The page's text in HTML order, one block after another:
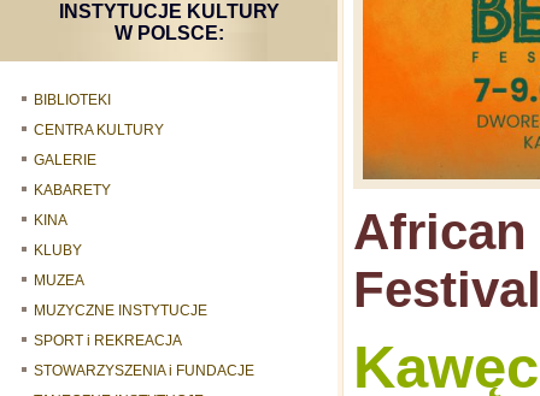
INSTYTUCJE KULTURY
W POLSCE:
BIBLIOTEKI
CENTRA KULTURY
GALERIE
KABARETY
KINA
KLUBY
MUZEA
MUZYCZNE INSTYTUCJE
SPORT i REKREACJA
STOWARZYSZENIA i FUNDACJE
African